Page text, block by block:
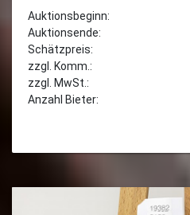
Auktionsbeginn:
Auktionsende:
Schätzpreis:
zzgl. Komm.:
zzgl. MwSt.:
Anzahl Bieter: